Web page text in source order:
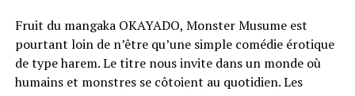
Fruit du mangaka OKAYADO, Monster Musume est
pourtant loin de n’être qu’une simple comédie érotique
de type harem. Le titre nous invite dans un monde où
humains et monstres se côtoient au quotidien. Les